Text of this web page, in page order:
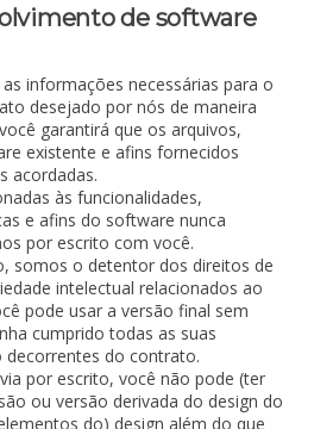
de software
informações necessárias para o
desejado por nós de maneira
garantirá que os arquivos,
existente e afins fornecidos
acordadas.
às funcionalidades,
e afins do software nunca
por escrito com você.
somos o detentor dos direitos de
intelectual relacionados ao
pode usar a versão final sem
cumprido todas as suas
do contrato.
por escrito, você não pode (ter
ou versão derivada do design do
do) design além do que